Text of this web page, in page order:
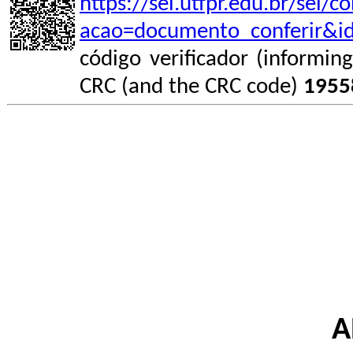
código verificador
CRC (and the CRC code)